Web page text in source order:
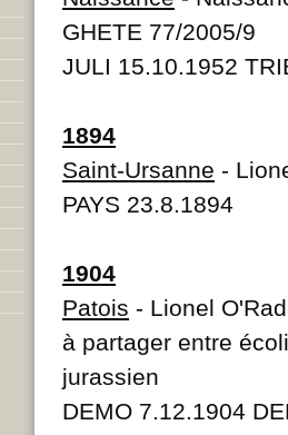
GHETE 77/2005/9
JULI 15.10.1952
1894
Saint-Ursanne -
PAYS 23.8.1894
1904
Patois - Lionel
à partager entre
jurassien
DEMO 7.12.1904